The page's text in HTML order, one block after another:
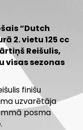
“Dutch
2. vietu 125 cc
Reišulis,
visas sezonas
finišu
uzvarētāja
posma